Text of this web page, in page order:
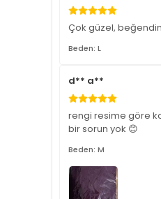
Çok güzel,
Beden: L
d** a**
rengi resime göre
bir sorun yok 😊
Beden: M